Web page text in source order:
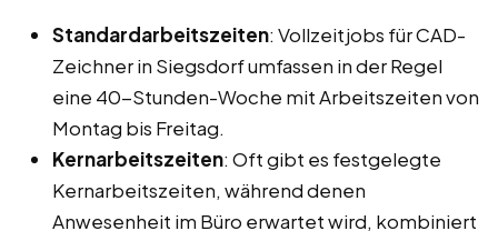
Standardarbeitszeiten: Vollzeitjobs für CAD-
Zeichner in Siegsdorf umfassen in der Regel
eine 40-Stunden-Woche mit Arbeitszeiten von
Montag bis Freitag.
Kernarbeitszeiten: Oft gibt es festgelegte
Kernarbeitszeiten, während denen
Anwesenheit im Büro erwartet wird, kombiniert